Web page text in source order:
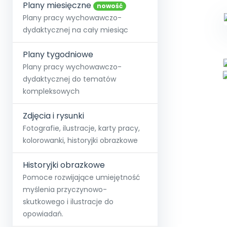
Społeczność
+48 12 631 04 10
kontakt@blizejprzedszkola.pl
O miesięczniku
Strona główna
O Akademii
Akademia
Poznaj pakiet MAX
Testuj przez 7 dni
Pakiet
Pełen
Wszystkie projekty
Skontaktuj się
Dodaj wpis
Plany miesięczne nowość
Plany pracy wychowawczo-
dydaktycznej na cały miesiąc
Plany tygodniowe
Plany pracy wychowawczo-
dydaktycznej do tematów
kompleksowych
Zdjęcia i rysunki
Fotografie, ilustracje, karty pracy,
kolorowanki, historyjki obrazkowe
Historyjki obrazkowe
Pomoce rozwijające umiejętność
myślenia przyczynowo-
skutkowego i ilustracje do
opowiadań.